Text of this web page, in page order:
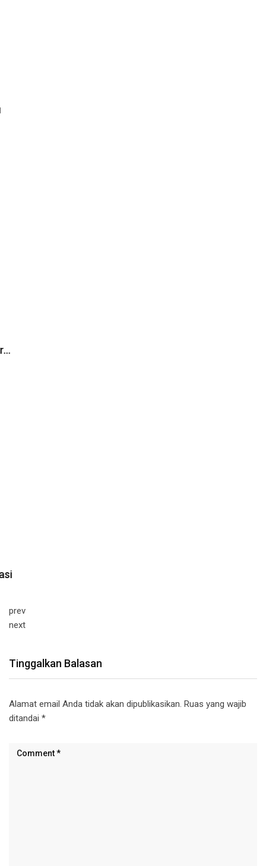
prev
next
Tinggalkan Balasan
Alamat email Anda tidak akan dipublikasikan. Ruas yang wajib
ditandai *